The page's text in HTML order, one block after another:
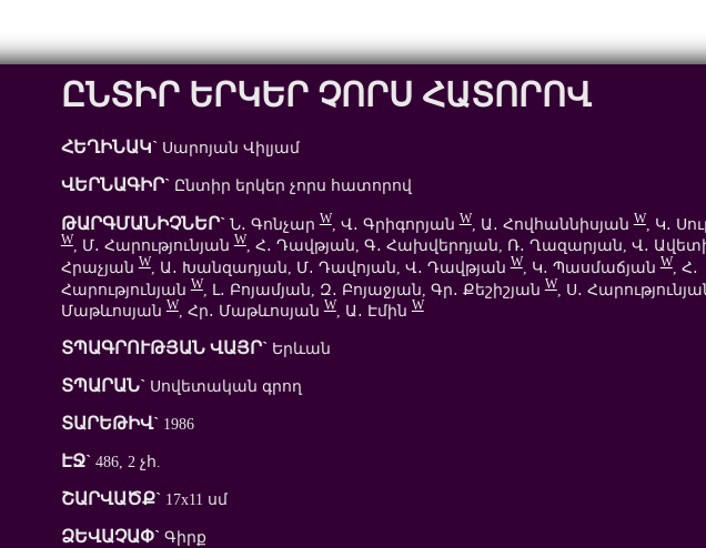
ԸՆՏԻՐ ԵՐԿԵՐ ՉՈՐՍ ՀԱՏՈՐՈՎ
ՀԵՂԻՆԱԿ` Սարոյան Վիլյամ
ՎԵՐՆԱԳԻՐ` Ընտիր երկեր չորս հատորով
ԹԱՐԳՄԱՆԻՉՆԵՐ` Ն․ ԳոնչարW, Վ․ ԳրիգորյանW, Ա․ ՀովհաննիսյանW, Կ․
W, Մ․ ՀարությունյանW, Հ․ Դավթյան, Գ․ Հախվերդյան, Ռ․ Ղազարյան, Վ․
ՀրաչյանW, Ա․ Խանզադյան, Մ․ Դավոյան, Վ․ ԴավթյանW, Կ․ ՊասմաճյանW, Հ․
ՀարությունյանW, Լ․ Բոյամյան, Զ․ Բոյաջյան, Գր․ ՔեշիշյանW, Ս․
ՄաթևոսյանW, Հր․ ՄաթևոսյանW, Ա․ ԷմինW
ՏՊԱԳՐՈՒԹՅԱՆ ՎԱՅՐ` Երևան
ՏՊԱՐԱՆ` Սովետական գրող
ՏԱՐԵԹԻՎ` 1986
ԷՋ` 486, 2 չհ.
ՇԱՐՎԱԾՔ` 17x11 սմ
ՁԵՎԱՉԱՓ` Գիրք